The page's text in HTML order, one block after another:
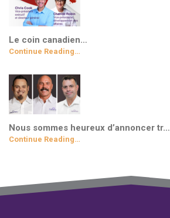
Le coin canadien…
Continue Reading…
Nous sommes heureux d’annoncer tr…
Continue Reading…